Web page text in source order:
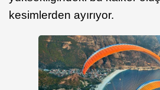
kesimlerden ayırıyor.